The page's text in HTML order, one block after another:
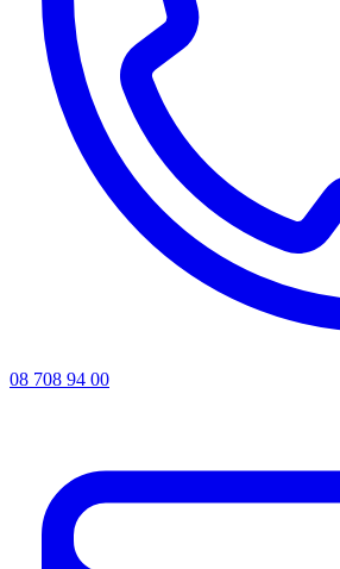
08 708 94 00